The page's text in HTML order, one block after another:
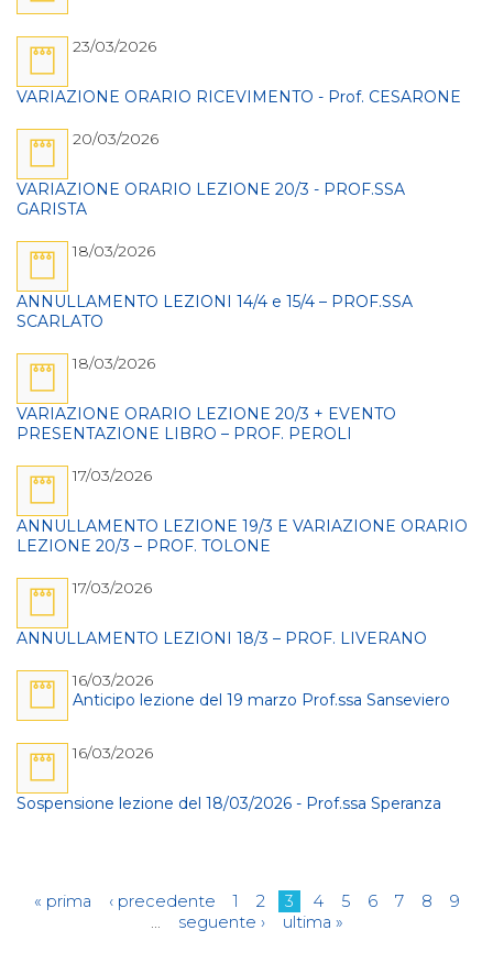
23/03/2026
VARIAZIONE ORARIO RICEVIMENTO - Prof. CESARONE
20/03/2026
VARIAZIONE ORARIO LEZIONE 20/3 - PROF.SSA
GARISTA
18/03/2026
ANNULLAMENTO LEZIONI 14/4 e 15/4 – PROF.SSA
SCARLATO
18/03/2026
VARIAZIONE ORARIO LEZIONE 20/3 + EVENTO
PRESENTAZIONE LIBRO – PROF. PEROLI
17/03/2026
ANNULLAMENTO LEZIONE 19/3 E VARIAZIONE ORARIO
LEZIONE 20/3 – PROF. TOLONE
17/03/2026
ANNULLAMENTO LEZIONI 18/3 – PROF. LIVERANO
16/03/2026
Anticipo lezione del 19 marzo Prof.ssa Sanseviero
16/03/2026
Sospensione lezione del 18/03/2026 - Prof.ssa Speranza
« prima ‹ precedente 1 2 3 4 5 6 7 8
9
…
seguente › ultima »